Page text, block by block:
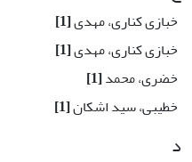
خبازی کناری، مهدی[1]
خبازی کناری، مهدی[1]
خضری، محمد[1]
خطیبی، سید اشکان[1]
د